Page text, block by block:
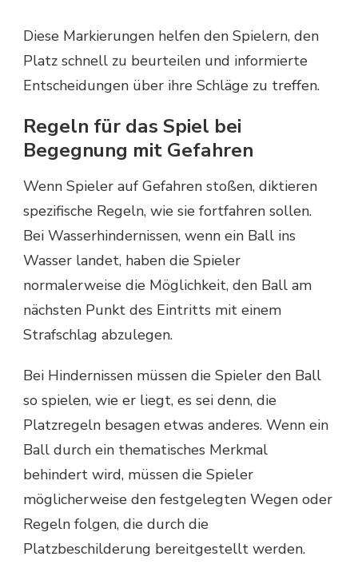
Diese Markierungen helfen den Spielern, den
Platz schnell zu beurteilen und informierte
Entscheidungen über ihre Schläge zu treffen.
Regeln für das Spiel bei
Begegnung mit Gefahren
Wenn Spieler auf Gefahren stoßen, diktieren
spezifische Regeln, wie sie fortfahren sollen.
Bei Wasserhindernissen, wenn ein Ball ins
Wasser landet, haben die Spieler
normalerweise die Möglichkeit, den Ball am
nächsten Punkt des Eintritts mit einem
Strafschlag abzulegen.
Bei Hindernissen müssen die Spieler den Ball
so spielen, wie er liegt, es sei denn, die
Platzregeln besagen etwas anderes. Wenn ein
Ball durch ein thematisches Merkmal
behindert wird, müssen die Spieler
möglicherweise den festgelegten Wegen oder
Regeln folgen, die durch die
Platzbeschilderung bereitgestellt werden.